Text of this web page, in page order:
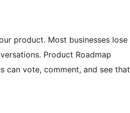
product. Most businesses lose
Product Roadmap
can vote, comment, and see that